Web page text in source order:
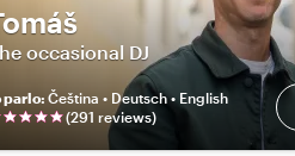
occasional DJ
parlo: Čeština • Deutsch • English
(291 reviews)